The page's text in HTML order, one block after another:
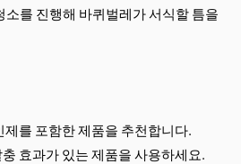
소를 진행해 바퀴벌레가 서식할 틈을
제를 포함한 제품을 추천합니다.
효과가 있는 제품을 사용하세요.